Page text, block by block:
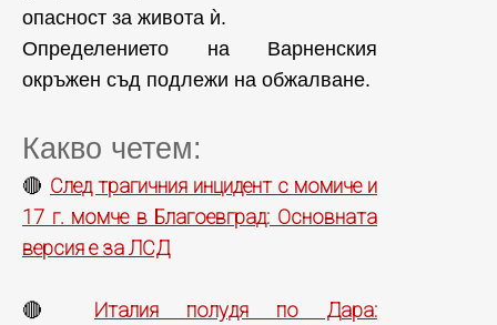
опасност за живота ѝ.
Определението на Варненския
окръжен съд подлежи на обжалване.
Какво четем:
🔴 След трагичния инцидент с момиче и
17 г. момче в Благоевград: Основната
версия е за ЛСД
🔴 Италия полудя по Дара: